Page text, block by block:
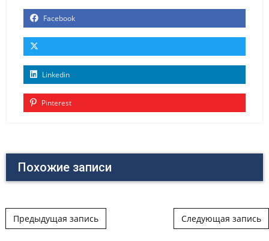
Facebook
Linkedin
Pinterest
Похожие записи
Post navigation
Предыдущая запись Следующая запись